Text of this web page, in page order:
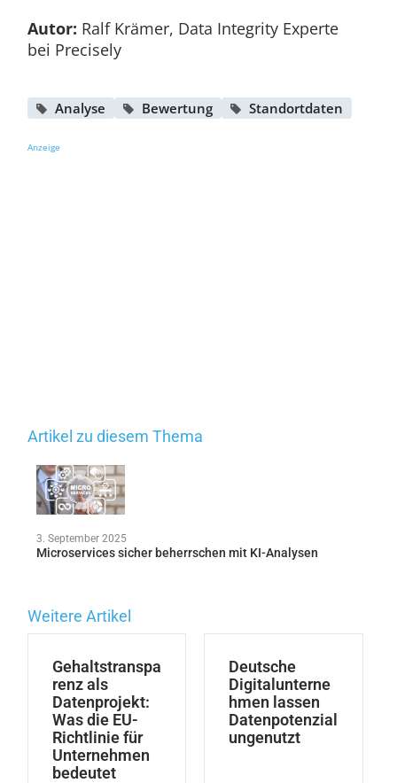
Autor: Ralf Krämer, Data Integrity Experte
bei Precisely
Analyse Bewertung Standortdaten
Anzeige
Artikel zu diesem Thema
3. September 2025
Microservices sicher beherrschen mit KI-Analysen
Weitere Artikel
Gehaltstranspa
renz als
Datenprojekt:
Was die EU-
Richtlinie für
Unternehmen
bedeutet
Deutsche
Digitalunterne
hmen lassen
Datenpotenzial
ungenutzt